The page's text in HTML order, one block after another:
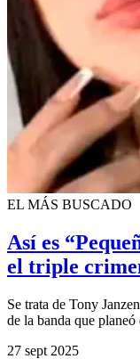
EL MÁS BUSCADO
Así es
el triple
Se trata de Tony
de la banda que
27 sept 2025